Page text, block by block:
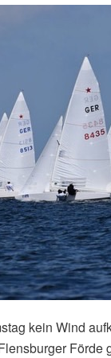
kein Wind